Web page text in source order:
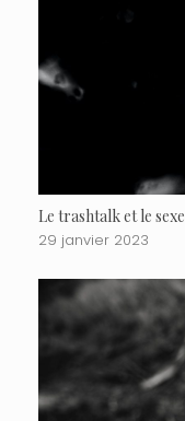
Le trashtalk et le sexe
29 janvier 2023